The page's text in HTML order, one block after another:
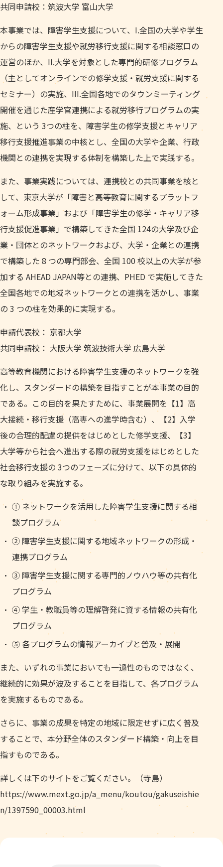
共同申請校：筑波大学 富山大学
本事業では、障害学生支援について、I.全国の大学や学生
からの障害学生支援や就労移行支援に関する相談窓口の
運営のほか、II.大学を対象とした専門的研修プログラム
（主としてオンラインでの修学支援・就労支援に関する
セミナー）の実施、III.全国各地でのタウンミーティング
開催を通じた産学官連携による就労移行プログラムの実
施、という 3つの柱を、障害学生の修学支援とキャリア
移行支援推進事業の中核とし、全国の大学や企業、行政
機関との連携を実現する体制を構築した上で実践する。
また、事業実践については、連携校との共同事業を核と
して、東京大学が「障害と高等教育に関するプラットフ
ォーム形成事業」および「障害学生の修学・キャリア移
行支援促進事業」で構築してきた全国 124の大学及び企
業・団体とのネットワークおよび、大学・企業との連携
で構築した 8 つの専門部会、全国 100 校以上の大学が参
加する AHEAD JAPAN等との連携、PHED で実施してきた
全国各地での地域ネットワークとの連携を活かし、事業
の 3 つの柱を効果的に実現する。
申請代表校： 京都大学
共同申請校： 大阪大学 筑波技術大学 広島大学
高等教育機関における障害学生支援のネットワークを強
化し、スタンダードの構築を目指すことが本事業の目的
である。この目的を果たすために、事業展開を【1】高
大接続・移行支援（高専への進学時含む）、【2】入学
後の合理的配慮の提供をはじめとした修学支援、【3】
大学等から社会へ進出する際の就労支援をはじめとした
社会移行支援の 3つのフェーズに分けて、以下の具体的
な取り組みを実施する。
① ネットワークを活用した障害学生支援に関する相
談プログラム
② 障害学生支援に関する地域ネットワークの形成・
連携プログラム
③ 障害学生支援に関する専門的ノウハウ等の共有化
プログラム
④ 学生・教職員等の理解啓発に資する情報の共有化
プログラム
⑤ 各プログラムの情報アーカイブと普及・展開
また、いずれの事業においても一過性のものではなく、
継続的に効果が波及することを目指して、各プログラム
を実施するものである。
さらに、事業の成果を特定の地域に限定せずに広く普及
することで、本分野全体のスタンダード構築・向上を目
指すものである。
詳しくは下のサイトをご覧ください。（寺島）
https://www.mext.go.jp/a_menu/koutou/gakuseishie
n/1397590_00003.html